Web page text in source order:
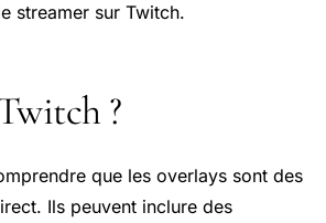
streamer sur Twitch.
?
que les overlays sont des
Ils peuvent inclure des